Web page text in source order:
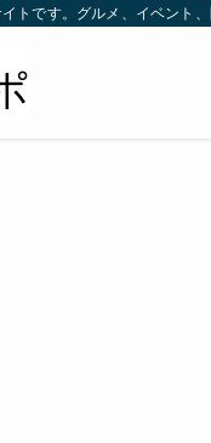
トです。グルメ、イベント